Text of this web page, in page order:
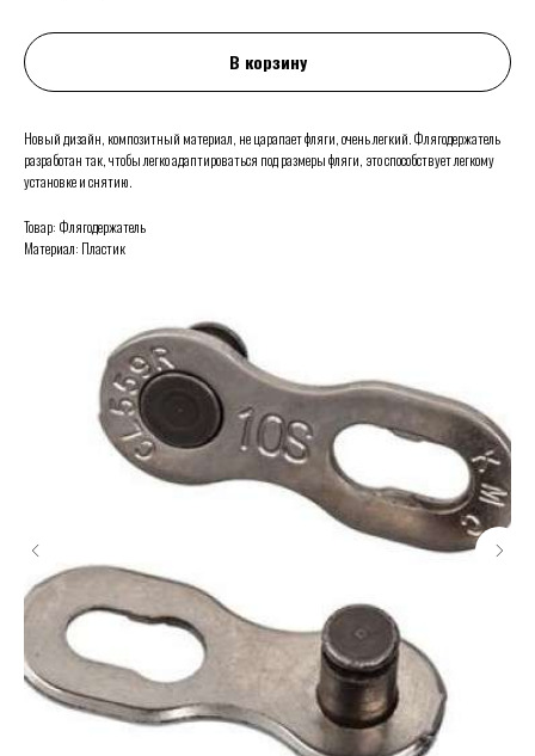
В корзину
Новый дизайн, композитный материал, не царапает фляги, очень легкий. Флягодержатель
разработан так, чтобы легко адаптироваться под размеры фляги, это способствует легкому
установке и снятию.
Товар: Флягодержатель
Материал: Пластик